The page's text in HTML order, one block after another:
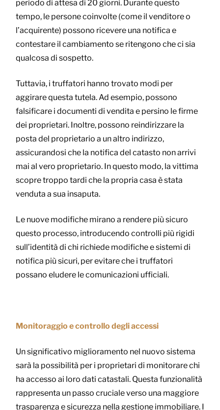
periodo di attesa di 20 giorni. Durante questo
tempo, le persone coinvolte (come il venditore o
l’acquirente) possono ricevere una notifica e
contestare il cambiamento se ritengono che ci sia
qualcosa di sospetto.
Tuttavia, i truffatori hanno trovato modi per
aggirare questa tutela. Ad esempio, possono
falsificare i documenti di vendita e persino le firme
dei proprietari. Inoltre, possono reindirizzare la
posta del proprietario a un altro indirizzo,
assicurandosi che la notifica del catasto non arrivi
mai al vero proprietario. In questo modo, la vittima
scopre troppo tardi che la propria casa è stata
venduta a sua insaputa.
Le nuove modifiche mirano a rendere più sicuro
questo processo, introducendo controlli più rigidi
sull’identità di chi richiede modifiche e sistemi di
notifica più sicuri, per evitare che i truffatori
possano eludere le comunicazioni ufficiali.
Monitoraggio e controllo degli accessi
Un significativo miglioramento nel nuovo sistema
sarà la possibilità per i proprietari di monitorare chi
ha accesso ai loro dati catastali. Questa funzionalità
rappresenta un passo cruciale verso una maggiore
trasparenza e sicurezza nella gestione immobiliare. I